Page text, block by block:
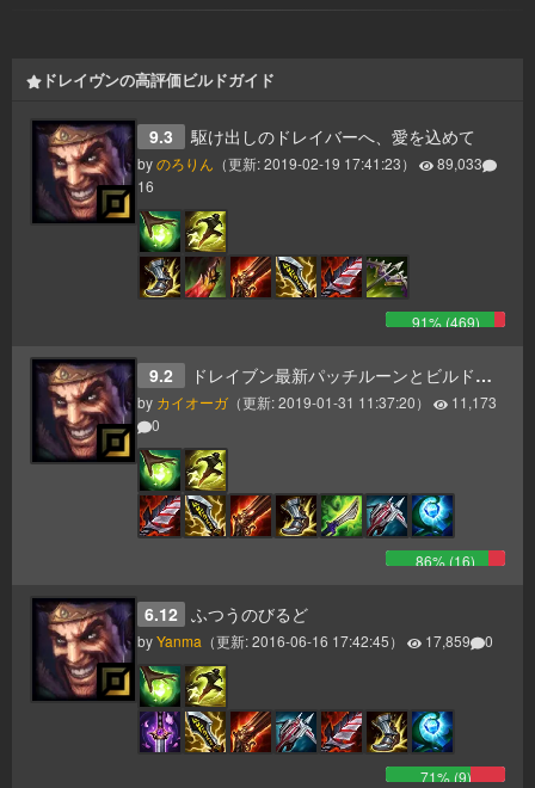
ドレイヴンの高評価ビルドガイド
9.3 駆け出しのドレイバーへ、愛を込めて
byのろりん （更新:2019-02-19 17:41:23）
89,033
16
91% (469)
9.2 ドレイブン最新パッチルーンとビルドパス
by カイオーガ （更新:2019-01-31 11:37:20）
11,173
0
86% (16)
6.12 ふつうのびるど
byYanma （更新:2016-06-16 17:42:45） 17,859 0
71% (9)